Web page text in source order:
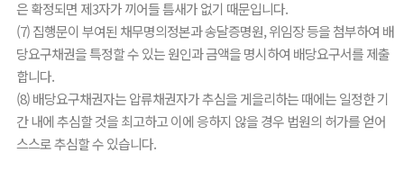
은 확정되면 제3자가 끼어들 틈새가 없기 때문입니다.
(7) 집행문이 부여된 채무명의정본과 송달증명원, 위임장 등을 첨부하여 배
당요구채권을 특정할 수 있는 원인과 금액을 명시하여 배당요구서를 제출
합니다.
(8) 배당요구채권자는 압류채권자가 추심을 게을리하는 때에는 일정한 기
간 내에 추심할 것을 최고하고 이에 응하지 않을 경우 법원의 허가를 얻어
스스로 추심할 수 있습니다.